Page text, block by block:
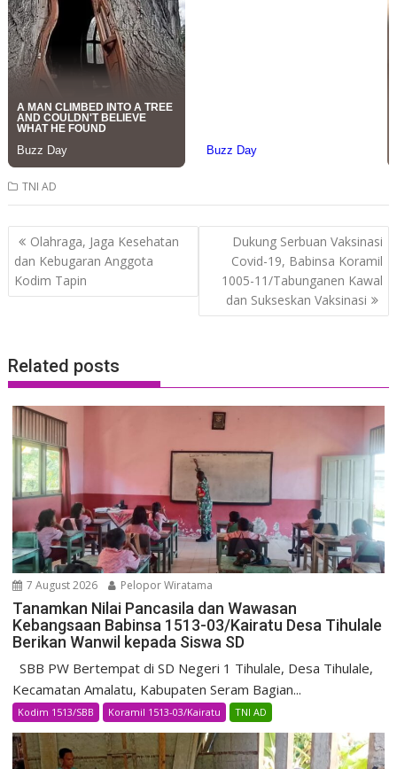
TNI AD
Post
navigation
Olahraga, Jaga Kesehatan
dan Kebugaran Anggota
Kodim Tapin
Dukung Serbuan Vaksinasi
Covid-19, Babinsa Koramil
1005-11/Tabunganen Kawal
dan Sukseskan Vaksinasi
Related posts
7 August 2026 Pelopor Wiratama
Tanamkan Nilai Pancasila dan Wawasan
Kebangsaan Babinsa 1513-03/Kairatu Desa Tihulale
Berikan Wanwil kepada Siswa SD
SBB PW Bertempat di SD Negeri 1 Tihulale, Desa Tihulale,
Kecamatan Amalatu, Kabupaten Seram Bagian...
Kodim 1513/SBB Koramil 1513-03/Kairatu TNI AD